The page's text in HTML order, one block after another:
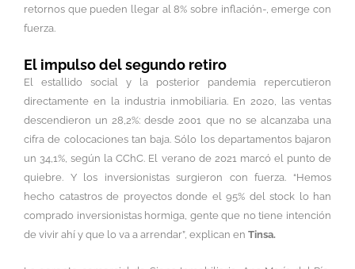
retornos que pueden llegar al 8% sobre inflación-, emerge con
fuerza.
El impulso del segundo retiro
El estallido social y la posterior pandemia repercutieron
directamente en la industria inmobiliaria. En 2020, las ventas
descendieron un 28,2%: desde 2001 que no se alcanzaba una
cifra de colocaciones tan baja. Sólo los departamentos bajaron
un 34,1%, según la CChC. El verano de 2021 marcó el punto de
quiebre. Y los inversionistas surgieron con fuerza. “Hemos
hecho catastros de proyectos donde el 95% del stock lo han
comprado inversionistas hormiga, gente que no tiene intención
de vivir ahí y que lo va a arrendar”, explican en Tinsa.